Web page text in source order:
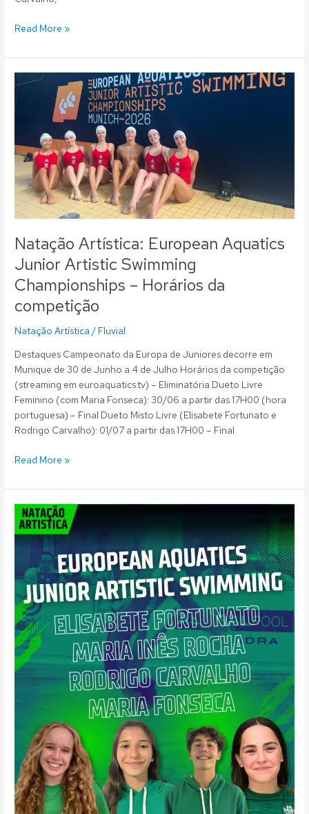
Read More »
Natação Artística: European Aquatics
Junior Artistic Swimming
Championships – Horários da
competição
Natação Artística / Fluvial
Destaques Campeonato da Europa de Juniores decorre em
Munique de 30 de Junho a 4 de Julho Horários da competição
(streaming em euroaquatics.tv) – Eliminatória Dueto Livre
Feminino (com Maria Fonseca): 30/06 a partir das 17H00 (hora
portuguesa) – Final Dueto Misto Livre (Elisabete Fortunato e
Rodrigo Carvalho): 01/07 a partir das 17H00 – Final
Natação
Artística:
European
Junior
Artistic
Swimming
Championships
–
Horários
competição
Read More »
Natação
Artística:
Quatro
nadadores
do
Fluvial
representam
Portugal
no
European
Aquatics
Junior
Swimming
Championships